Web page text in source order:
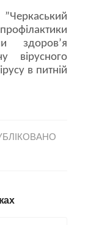
здоров’я
вірусного
в питній